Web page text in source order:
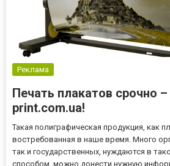
Реклама
Печать плакатов срочно
print.com.ua!
Такая полиграфическая продукция, как
востребованная в наше время. Много
так и государственных, нуждаются в
способом, можно донести нужную